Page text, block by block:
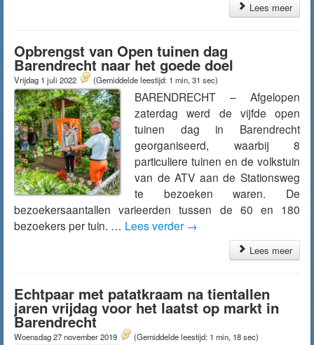
Lees meer
Opbrengst van Open tuinen dag
Barendrecht naar het goede doel
Vrijdag 1 juli 2022 (Gemiddelde leestijd: 1 min, 31 sec)
BARENDRECHT – Afgelopen
zaterdag werd de vijfde open
tuinen dag in Barendrecht
georganiseerd, waarbij 8
particuliere tuinen en de volkstuin
van de ATV aan de Stationsweg
te bezoeken waren. De
bezoekersaantallen varieerden tussen de 60 en 180
bezoekers per tuin. … Lees verder →
Lees meer
Echtpaar met patatkraam na tientallen
jaren vrijdag voor het laatst op markt in
Barendrecht
Woensdag 27 november 2019 (Gemiddelde leestijd: 1 min, 18 sec)